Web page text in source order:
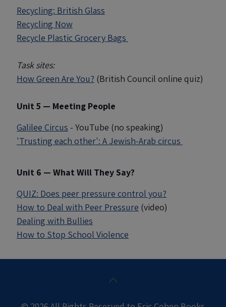
Recycling: British Glass
Recycling Now
Recycle Plastic Grocery Bags
Task sites:
How Green Are You? (British Council online quiz)
Unit 5 — Meeting People
Galilee Circus - YouTube (no speaking)
'Trusting each other': A Jewish-Arab circus
Unit 6 — What Will They Say?
QUIZ: Does peer pressure control you?
How to Deal with Peer Pressure (video)
Dealing with Bullies
How to Stop School Violence